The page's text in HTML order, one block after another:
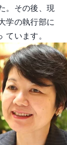
。その後、現
学の執行部に
います。